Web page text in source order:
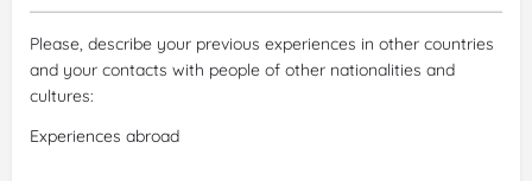
Please, describe your previous experiences in other countries
and your contacts with people of other nationalities and
cultures: